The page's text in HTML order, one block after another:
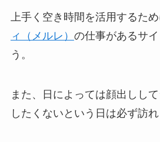
上手く空き時間を活用するため
ィ（メルレ） の仕事があるサ
う。
また、日によっては顔出しし
したくないという日は必ず訪れ